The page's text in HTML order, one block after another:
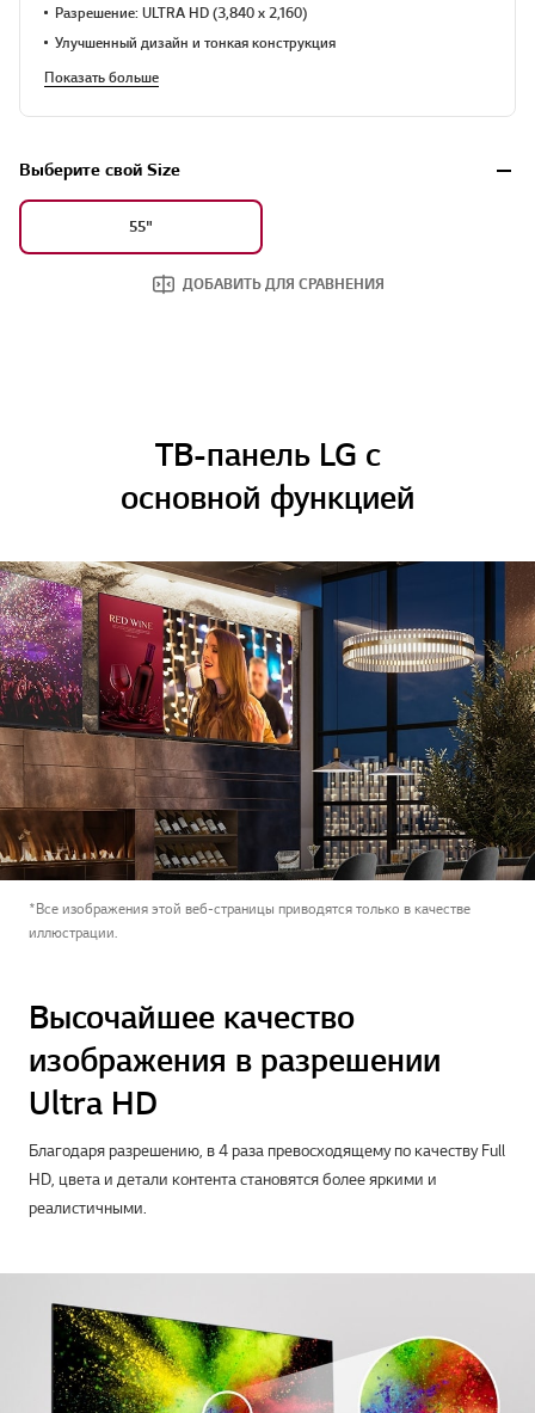
Разрешение: ULTRA HD (3,840 x 2,160)
Улучшенный дизайн и тонкая конструкция
Показать больше
Выберите свой Size
55"
ДОБАВИТЬ ДЛЯ СРАВНЕНИЯ
ТВ-панель LG с
основной функцией
*Все изображения этой веб-страницы приводятся только в качестве
иллюстрации.
Высочайшее качество
изображения в разрешении
Ultra HD
Благодаря разрешению, в 4 раза превосходящему по качеству Full
HD, цвета и детали контента становятся более яркими и
реалистичными.